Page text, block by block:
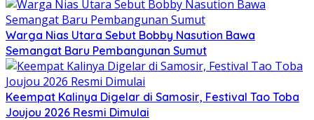
Warga Nias Utara Sebut Bobby Nasution Bawa
Semangat Baru Pembangunan Sumut
Keempat Kalinya Digelar di Samosir, Festival Tao Toba
Joujou 2026 Resmi Dimulai